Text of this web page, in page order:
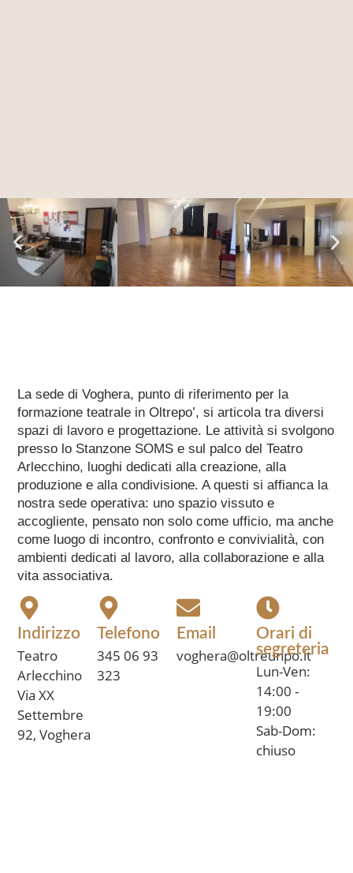
La sede di Voghera, punto di riferimento per la
formazione teatrale in Oltrepo’, si articola tra diversi
spazi di lavoro e progettazione. Le attività si svolgono
presso lo Stanzone SOMS e sul palco del Teatro
Arlecchino, luoghi dedicati alla creazione, alla
produzione e alla condivisione. A questi si affianca la
nostra sede operativa: uno spazio vissuto e
accogliente, pensato non solo come ufficio, ma anche
come luogo di incontro, confronto e convivialità, con
ambienti dedicati al lavoro, alla collaborazione e alla
vita associativa.
Indirizzo
Teatro
Arlecchino
Via XX
Settembre
92, Voghera
Telefono
345 06 93
323
Email
voghera@oltreunpo.it
Orari di
segreteria
Lun-Ven:
14:00 -
19:00
Sab-Dom:
chiuso